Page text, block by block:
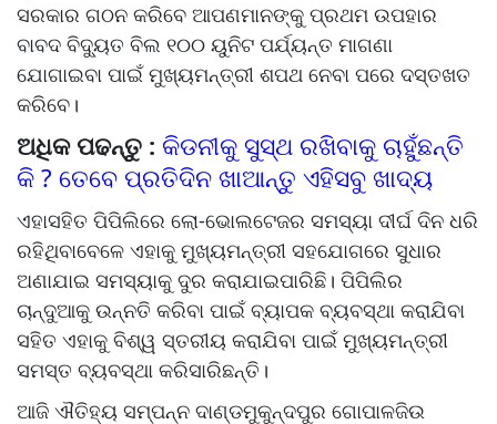
ସରକାର ଗଠନ କରିବେ ଆପଣମାନଙ୍କୁ ପ୍ରଥମ ଉପହାର
ବାବଦ ବିଦ୍ୟୁତ ବିଲ ୧୦୦ ୟୁନିଟ ପର୍ଯ୍ୟନ୍ତ ମାଗଣା
ଯୋଗାଇବା ପାଇଁ ମୁଖ୍ୟମନ୍ତ୍ରୀ ଶପଥ ନେବା ପରେ ଦସ୍ତଖତ
କରିବେ।
ଅଧିକ ପଢନ୍ତୁ : କିଡନୀକୁ ସୁସ୍ଥ ରଖିବାକୁ ଚାହୁଁଛନ୍ତି
କି ? ତେବେ ପ୍ରତିଦିନ ଖାଆନ୍ତୁ ଏହିସବୁ ଖାଦ୍ୟ
ଏହାସହିତ ପିପିଲିରେ ଲୋ-ଭୋଲଟେଜର ସମସ୍ୟା ଦୀର୍ଘ ଦିନ ଧରି
ରହିଥିବାବେଳେ ଏହାକୁ ମୁଖ୍ୟମନ୍ତ୍ରୀ ସହଯୋଗରେ ସୁଧାର
ଅଣାଯାଇ ସମସ୍ୟାକୁ ଦୁର କରାଯାଇପାରିଛି। ପିପିଲିର
ଚାନ୍ଦୁଆକୁ ଉନ୍ନତି କରିବା ପାଇଁ ବ୍ୟାପକ ବ୍ୟବସ୍ଥା କରାଯିବା
ସହିତ ଏହାକୁ ବିଶ୍ୱ ସ୍ତରୀୟ କରାଯିବା ପାଇଁ ମୁଖ୍ୟମନ୍ତ୍ରୀ
ସମସ୍ତ ବ୍ୟବସ୍ଥା କରିସାରିଛନ୍ତି।
ଆଜି ଐତିହ୍ୟ ସମ୍ପନ୍ନ ଦାଣ୍ଡମୁକୁନ୍ଦପୁର ଗୋପାଳଜିଉ